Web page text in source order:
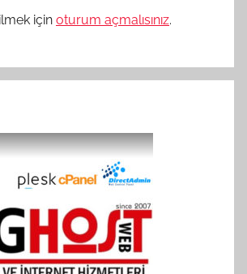
için oturum açmalısınız.